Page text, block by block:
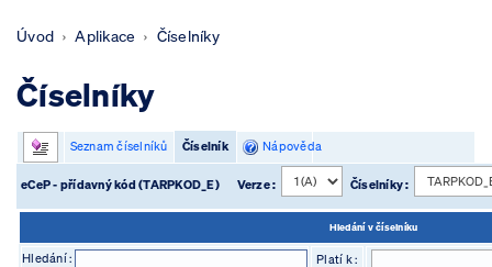
Úvod Aplikace Číselníky
Číselníky
Seznam číselníků Číselník Nápověda
eCeP - přídavný kód (TARPKOD_E) Verze : Číselníky :
Hledání v číselníku
Hledání :
Platí k :